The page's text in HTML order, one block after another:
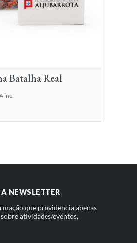
Batalha Real
inc.
NEWSLETTER
que providencia apenas
atividades/eventos,